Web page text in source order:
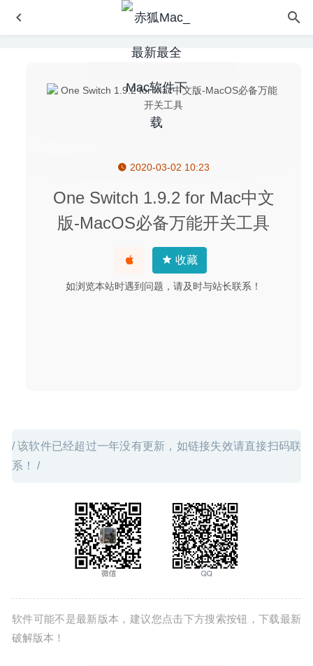
2020-03-02 10:23
One Switch 1.9.2 for Mac中文
版-MacOS必备万能开关工具
收藏
如浏览本站时遇到问题，请及时与站长联系！
/ 该软件已经超过一年没有更新，如链接失效请直接扫码联
系！ /
软件可能不是最新版本，建议您点击下方搜索按钮，下载最新
破解版本！
PitStop Pro 2021.0.1248659 – Adobe Acrobat PDF增强插
PullTube 1.4.4 中文版-非常好用的高颜值Youtube视频下载
2020-05-25
TG Pro 2.49 – 专业硬件温度监控 2020-08-25
Cisdem Video Converter 6.0.0 – 优秀的视频格式转换工具
2020-07-05